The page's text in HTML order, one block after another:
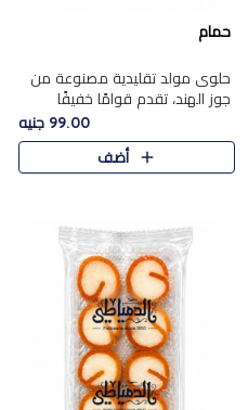
حمام
حلوى مولد تقليدية مصنوعة من
جوز الهند، تقدم قوامًا خفيفًا
ونكهة شرقية أصيلة تجسد روح
الـموسم الأعياد.
99.00 جنيه
أضف